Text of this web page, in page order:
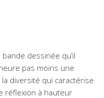
bande dessinée qu’il
pas moins une
diversité qui caractérise
réflexion à hauteur